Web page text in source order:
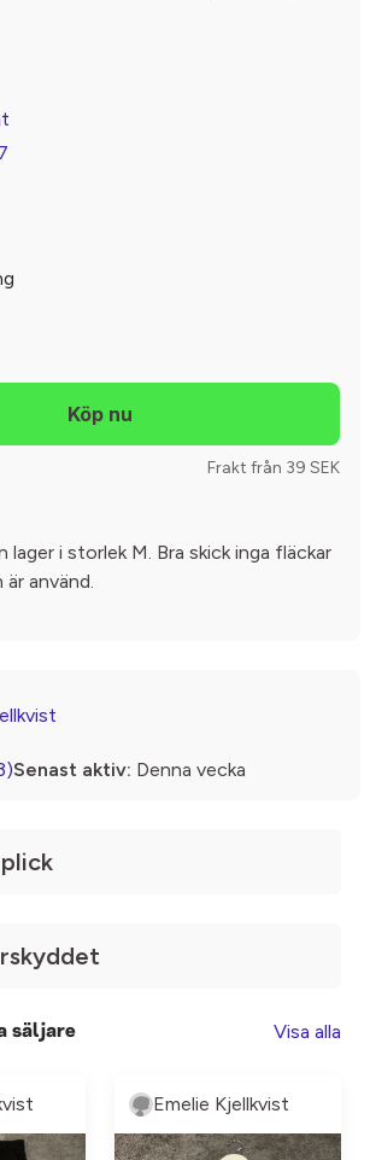
Frakt från 39 SEK
lager i storlek M. Bra skick inga fläckar
är använd.
Senast aktiv: Denna vecka
säljare Visa alla
Emelie Kjellkvist